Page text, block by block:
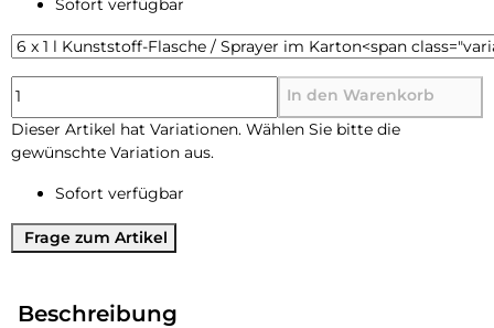
In den Warenkorb
x
Dieser Artikel hat Variationen. Wählen Sie bitte die
gewünschte Variation aus.
Sofort verfügbar
Frage zum Artikel
Beschreibung